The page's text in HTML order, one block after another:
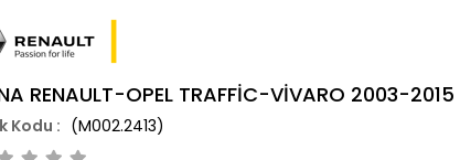
RENAULT-OPEL TRAFFİC-VİVARO 2003-2015
(M002.2413)